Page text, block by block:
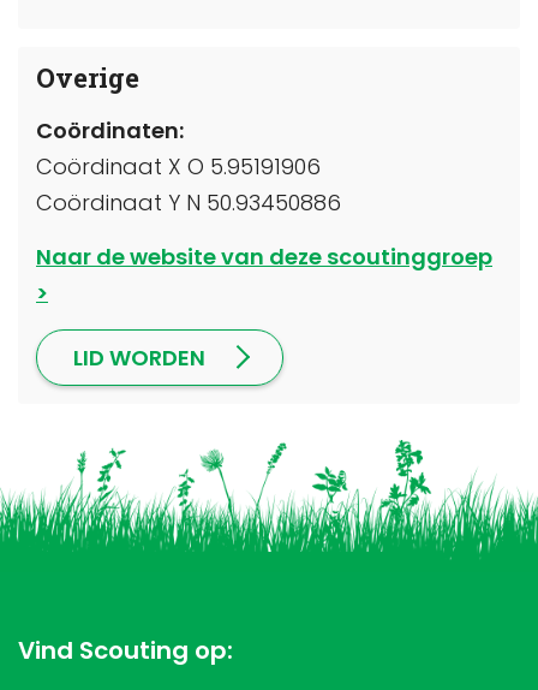
Overige
Coördinaten:
Coördinaat X O 5.95191906
Coördinaat Y N 50.93450886
Naar de website van deze scoutinggroep
LID WORDEN
Vind Scouting op: